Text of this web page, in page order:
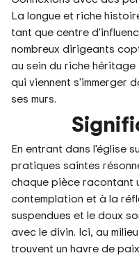
La longue et riche
tant que centre
nombreux dirigeants
au sein du riche
qui viennent s'immerger
ses murs.
En entrant dans l'église
pratiques saintes
chaque pièce racontant
contemplation et à la
suspendues et le doux
avec le divin. Ici, au
trouvent un havre de